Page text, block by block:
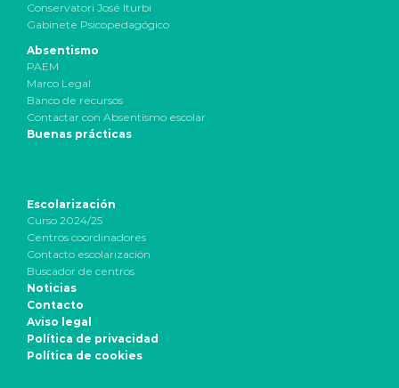
Conservatori José Iturbi
Gabinete Psicopedagógico
Absentismo
PAEM
Marco Legal
Banco de recursos
Contactar con Absentismo escolar
Buenas prácticas
Escolarización
Curso 2024/25
Centros coordinadores
Contacto escolarización
Buscador de centros
Noticias
Contacto
Aviso legal
Política de privacidad
Política de cookies